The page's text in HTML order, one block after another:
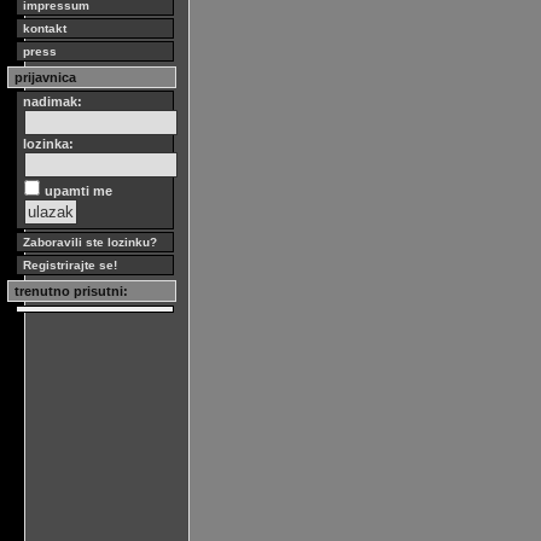
impressum
kontakt
press
prijavnica
nadimak:
lozinka:
upamti me
Zaboravili ste lozinku?
Registrirajte se!
trenutno prisutni: